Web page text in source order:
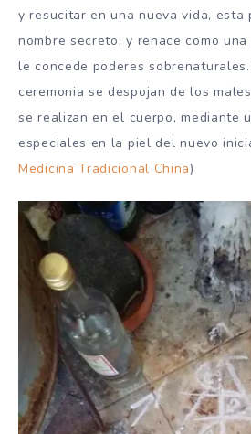
y resucitar en una nueva vida, esta
nombre secreto, y renace como
le concede poderes
ceremonia se despojan de los
se realizan en el cuerpo, mediante
especiales en la piel del nuevo
Medicina Tradicional China)